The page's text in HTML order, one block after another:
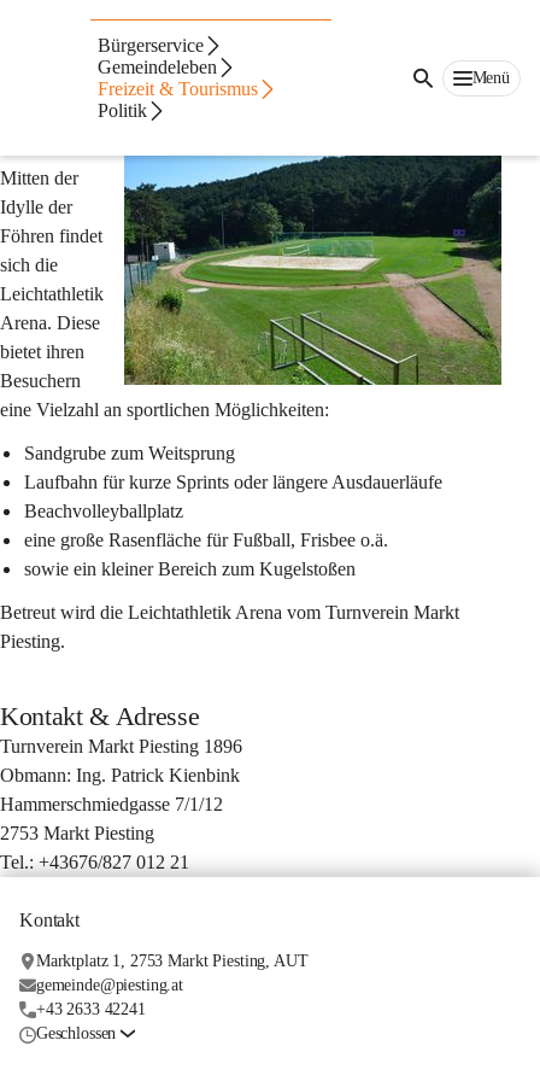
Bürgerservice
Gemeindeleben
Freizeit & Tourismus
Politik
Menü
Leichtathletik Arena
Mitten der
Idylle der
Föhren findet
sich die
Leichtathletik
Arena. Diese
bietet ihren
Besuchern
eine Vielzahl an sportlichen Möglichkeiten:
Sandgrube zum Weitsprung
Laufbahn für kurze Sprints oder längere Ausdauerläufe
Beachvolleyballplatz
eine große Rasenfläche für Fußball, Frisbee o.ä.
sowie ein kleiner Bereich zum Kugelstoßen
Betreut wird die Leichtathletik Arena vom Turnverein Markt
Piesting.
Kontakt & Adresse
Turnverein Markt Piesting 1896
Obmann: Ing. Patrick Kienbink
Hammerschmiedgasse 7/1/12
2753 Markt Piesting
Tel.: +43676/827 012 21
Kontakt
Marktplatz 1, 2753 Markt Piesting, AUT
gemeinde@piesting.at
+43 2633 42241
Geschlossen